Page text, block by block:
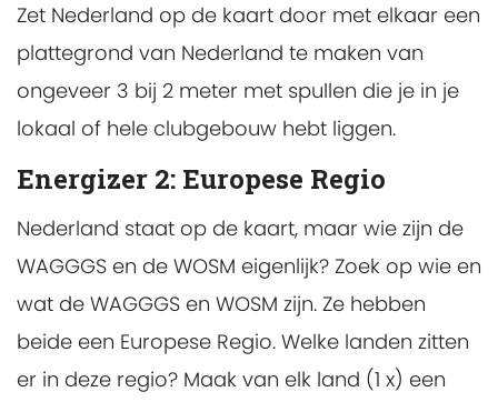
Zet Nederland op de kaart door met elkaar een
plattegrond van Nederland te maken van
ongeveer 3 bij 2 meter met spullen die je in je
lokaal of hele clubgebouw hebt liggen.
Energizer 2: Europese Regio
Nederland staat op de kaart, maar wie zijn de
WAGGGS en de WOSM eigenlijk? Zoek op wie en
wat de WAGGGS en WOSM zijn. Ze hebben
beide een Europese Regio. Welke landen zitten
er in deze regio? Maak van elk land (1 x) een